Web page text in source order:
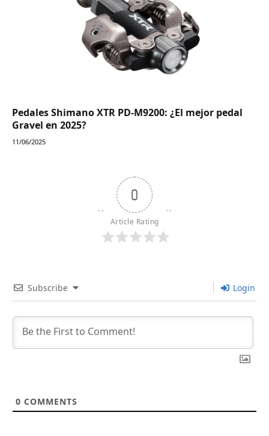
Pedales Shimano XTR PD-M9200: ¿El mejor pedal
Gravel en 2025?
11/06/2025
0
Article Rating
Subscribe Login
0 COMMENTS